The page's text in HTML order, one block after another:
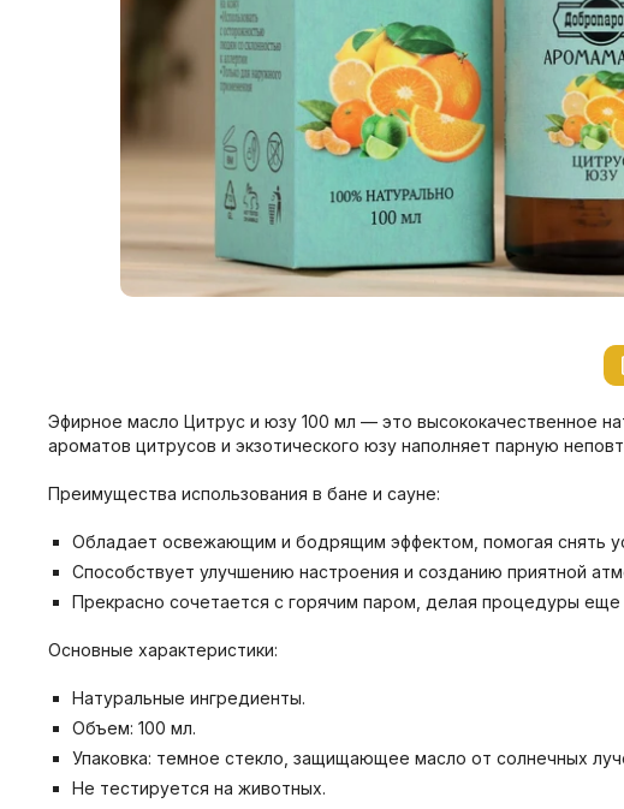
Эфирное масло Цитрус и юзу 100 мл — это высококачественное
ароматов цитрусов и экзотического юзу наполняет парную
Преимущества использования в бане и сауне:
Обладает освежающим и бодрящим эффектом, помогая снять
Способствует улучшению настроения и созданию приятной
Прекрасно сочетается с горячим паром, делая процедуры
Основные характеристики:
Натуральные ингредиенты.
Объем: 100 мл.
Упаковка: темное стекло, защищающее масло от солнечных
Не тестируется на животных.